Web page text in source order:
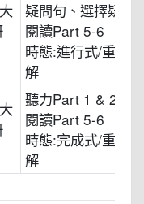
疑問句、選擇疑問
閱讀Part 5-6
時態:進行式/重點
解
聽力Part 1 & 2總
閱讀Part 5-6
時態:完成式/重點
解